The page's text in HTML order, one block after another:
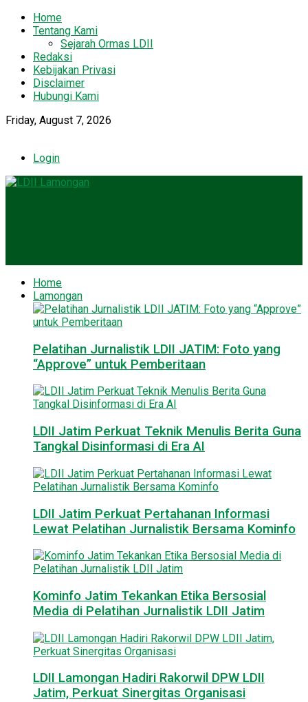
Home
Tentang Kami
Sejarah Ormas LDII
Redaksi
Kebijakan Privasi
Disclaimer
Hubungi Kami
Friday, August 7, 2026
Login
Home
Lamongan
Pelatihan Jurnalistik LDII JATIM: Foto yang
“Approve” untuk Pemberitaan
LDII Jatim Perkuat Teknik Menulis Berita Guna
Tangkal Disinformasi di Era AI
LDII Jatim Perkuat Pertahanan Informasi
Lewat Pelatihan Jurnalistik Bersama Kominfo
Kominfo Jatim Tekankan Etika Bersosial
Media di Pelatihan Jurnalistik LDII Jatim
LDII Lamongan Hadiri Rakorwil DPW LDII
Jatim, Perkuat Sinergitas Organisasi